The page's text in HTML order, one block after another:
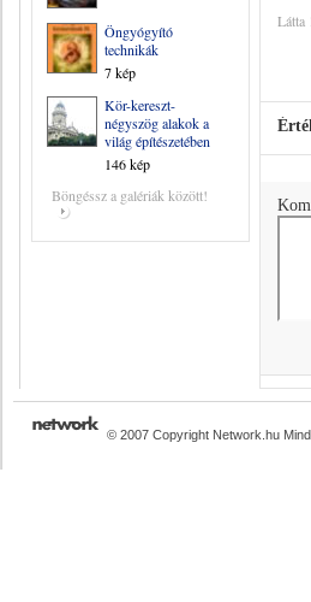
Öngyógyító
technikák
7 kép
Kör-kereszt-
négyszög alakok a
világ építészetében
146 kép
Böngéssz a galériák között!
Látta
© 2007 Copyright Network.hu